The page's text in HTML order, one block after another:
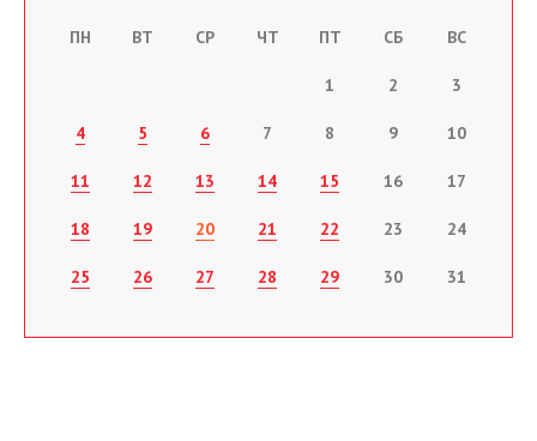
ПН ВТ СР ЧТ ПТ СБ ВС
1 2 3
4 5 6 7 8 9 10
11 12 13 14 15 16 17
18 19 20 21 22 23 24
25 26 27 28 29 30 31